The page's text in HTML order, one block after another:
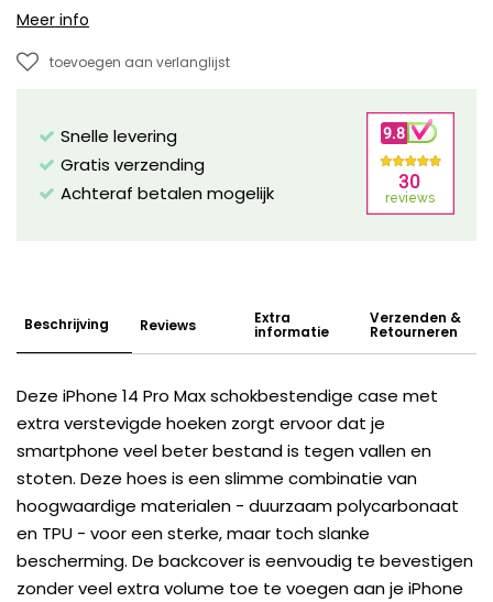
Meer info
toevoegen aan verlanglijst
Snelle levering
Gratis verzending
Achteraf betalen mogelijk
Beschrijving Reviews Extra
informatie
Verzenden &
Retourneren
Deze iPhone 14 Pro Max schokbestendige case met
extra verstevigde hoeken zorgt ervoor dat je
smartphone veel beter bestand is tegen vallen en
stoten. Deze hoes is een slimme combinatie van
hoogwaardige materialen - duurzaam polycarbonaat
en TPU - voor een sterke, maar toch slanke
bescherming. De backcover is eenvoudig te bevestigen
zonder veel extra volume toe te voegen aan je iPhone